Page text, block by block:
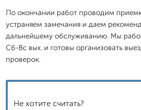
По окончании работ проводим
устраняем замечания и даем
дальнейшему обслуживанию. Мы
Сб-Вс вых. и готовы организовать
проверок.
Не хотите считать?